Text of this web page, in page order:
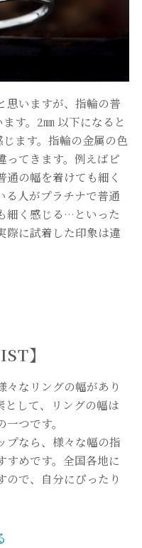
思いますが、指輪の普
す。2㎜ 以下になると
ます。指輪の金属の色
ってきます。例えばピ
通の幅を着けても細く
人がプラチナで普通
細く感じる…といった
際に試着した印象は違
】
々なリングの幅があり
として、リングの幅は
つです。
プなら、様々な幅の指
すめです。全国各地に
ので、自分にぴったり